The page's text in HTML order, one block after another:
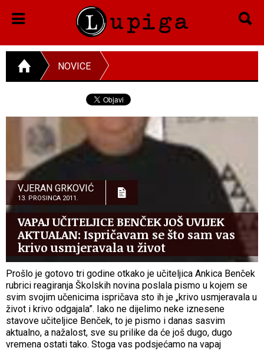
NOVICE
VJERAN GRKOVIĆ
13. PROSINCA 2011.
VAPAJ UČITELJICE BENČEK JOŠ UVIJEK
AKTUALAN: Ispričavam se što sam vas
krivo usmjeravala u život
Prošlo je gotovo tri godine otkako je učiteljica Ankica Benček
rubrici reagiranja Školskih novina poslala pismo u kojem se
svim svojim učenicima ispričava sto ih je „krivo usmjeravala u
život i krivo odgajala”. Iako ne dijelimo neke iznesene
stavove učiteljice Benček, to je pismo i danas sasvim
aktualno, a nažalost, sve su prilike da će još dugo, dugo
vremena ostati tako. Stoga vas podsjećamo na vapaj